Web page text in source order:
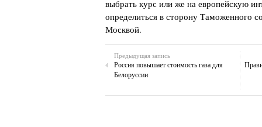
выбрать курс или же на европейскую
определиться в сторону Таможенного
Москвой.
Предыдущая запись
Россия повышает стоимость газа для
Белоруссии